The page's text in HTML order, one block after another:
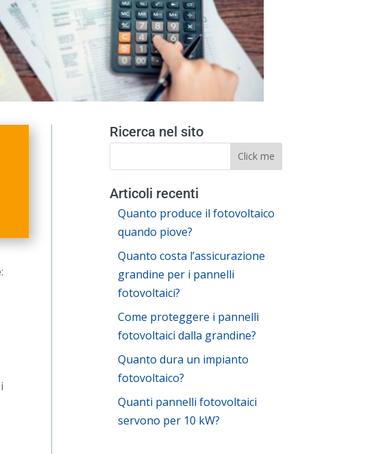
Ricerca nel sito
Articoli recenti
Quanto produce il fotovoltaico
quando piove?
Quanto costa l’assicurazione
grandine per i pannelli
fotovoltaici?
Come proteggere i pannelli
fotovoltaici dalla grandine?
Quanto dura un impianto
fotovoltaico?
Quanti pannelli fotovoltaici
servono per 10 kW?